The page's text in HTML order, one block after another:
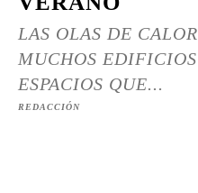
LAS OLAS DE
MUCHOS
ESPACIOS QUE...
REDACCIÓN